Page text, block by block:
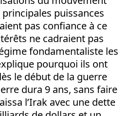
puissances
pas confiance à ce
ne cadraient pas
fondamentaliste les
pourquoi ils ont
le début de la guerre
dura 9 ans, sans faire
l’Irak avec une dette